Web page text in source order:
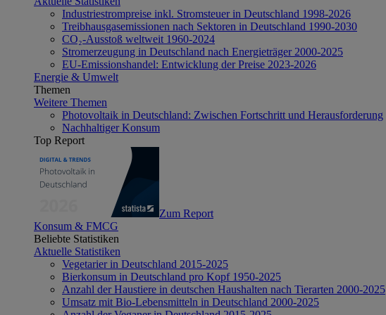
Industriestrompreise inkl. Stromsteuer in Deutschland 1998-2026
Treibhausgasemissionen nach Sektoren in Deutschland 1990-2030
CO₂-Ausstoß weltweit 1960-2024
Stromerzeugung in Deutschland nach Energieträger 2000-2025
EU-Emissionshandel: Entwicklung der Preise 2023-2026
Energie & Umwelt
Themen
Weitere Themen
Photovoltaik in Deutschland: Zwischen Fortschritt und Herausforderung
Nachhaltiger Konsum
Top Report
Zum Report
Konsum & FMCG
Beliebte Statistiken
Aktuelle Statistiken
Vegetarier in Deutschland 2015-2025
Bierkonsum in Deutschland pro Kopf 1950-2025
Anzahl der Haustiere in deutschen Haushalten nach Tierarten 2000-2025
Umsatz mit Bio-Lebensmitteln in Deutschland 2000-2025